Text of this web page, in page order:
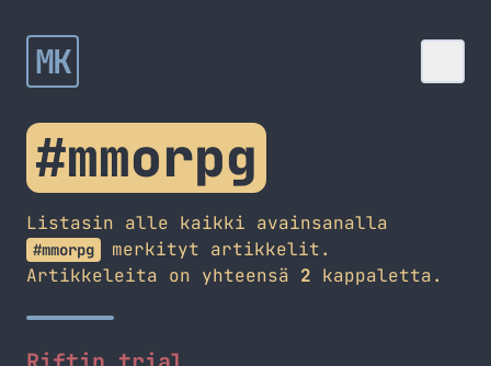
MK
#mmorpg
Listasin alle kaikki avainsanalla
#mmorpg
merkityt artikkelit.
Artikkeleita on yhteensä 2 kappaletta.